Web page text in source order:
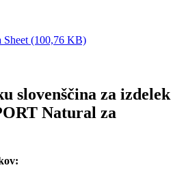
Sheet (100,76 KB)
slovenščina za izdelek
Natural za